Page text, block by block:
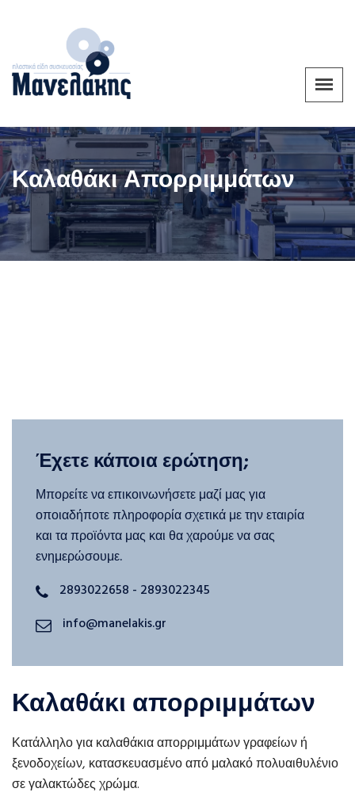
Καλαθάκι Απορριμμάτων
Καλαθάκι απορριμμάτων
Κατάλληλο για καλαθάκια απορριμμάτων γραφείων ή
ξενοδοχείων, κατασκευασμένο από μαλακό πολυαιθυλένιο
σε γαλακτώδες χρώμα.
Έχετε κάποια ερώτηση;
Μπορείτε να επικοινωνήσετε μαζί μας για
οποιαδήποτε πληροφορία σχετικά με την εταιρία
και τα προϊόντα μας και θα χαρούμε να σας
ενημερώσουμε.
2893022658 - 2893022345
info@manelakis.gr